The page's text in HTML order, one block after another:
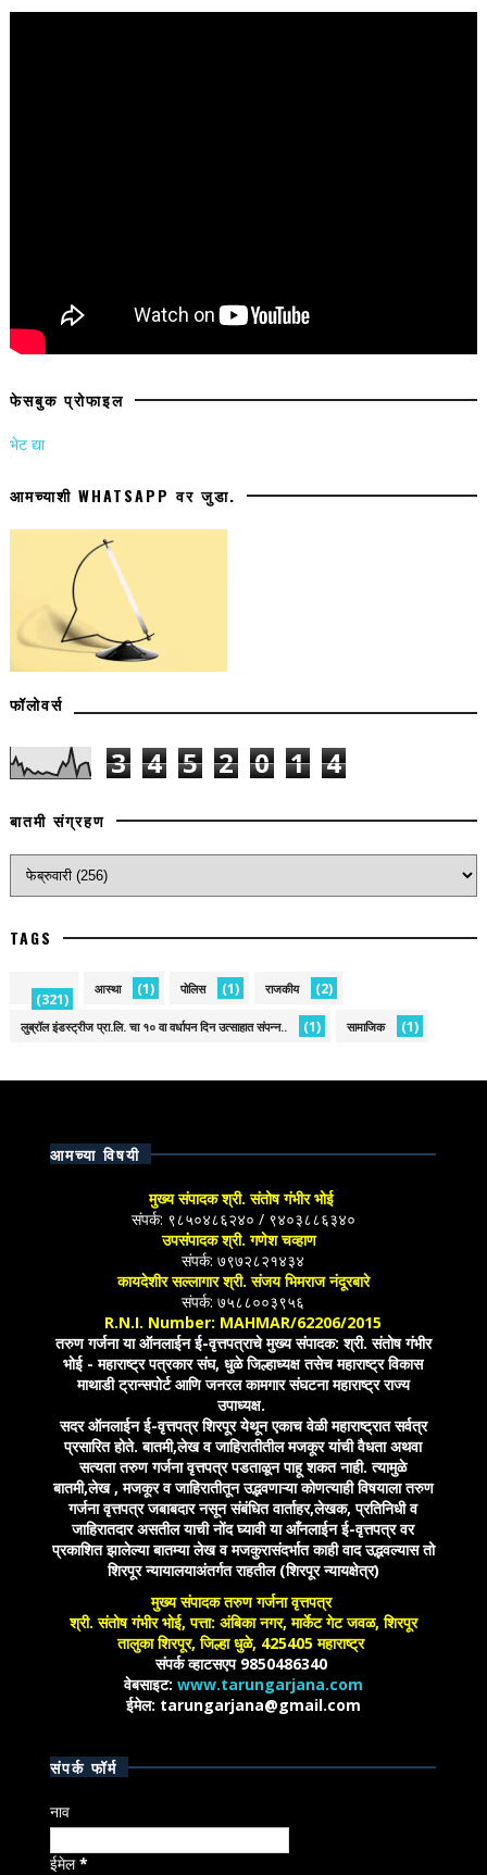
फेसबुक प्रोफाइल
भेट द्या
आमच्याशी WHATSAPP वर जुडा.
फॉलोवर्स
3 4 5 2 0 1 4
बातमी संग्रहण
TAGS
(321)
आस्था (1) पोलिस (1) राजकीय (2)
लुब्रॉल इंडस्ट्रीज प्रा.लि. चा १० वा वर्धापन दिन उत्साहात संपन्न.. (1) सामाजिक (1)
आमच्या विषयी
मुख्य संपादक श्री. संतोष गंभीर भोई
संपर्क: ९८५०४८६२४० / ९४०३८८६३४०
उपसंपादक श्री. गणेश चव्हाण
संपर्क: ७९७२८२१४३४
कायदेशीर सल्लागार श्री. संजय भिमराज नंदूरबारे
संपर्क: ७५८८००३९५६
R.N.I. Number: MAHMAR/62206/2015
तरुण गर्जना या ऑनलाईन ई-वृत्तपत्राचे मुख्य संपादक: श्री. संतोष गंभीर
भोई - महाराष्ट्र पत्रकार संघ, धुळे जिल्हाध्यक्ष तसेच महाराष्ट्र विकास
माथाडी ट्रान्सपोर्ट आणि जनरल कामगार संघटना महाराष्ट्र राज्य
उपाध्यक्ष.
सदर ऑनलाईन ई-वृत्तपत्र शिरपूर येथून एकाच वेळी महाराष्ट्रात सर्वत्र
प्रसारित होते. बातमी,लेख व जाहिरातीतील मजकूर यांची वैधता अथवा
सत्यता तरुण गर्जना वृत्तपत्र पडताळून पाहू शकत नाही. त्यामुळे
बातमी,लेख , मजकूर व जाहिरातीतून उद्भवणाऱ्या कोणत्याही विषयाला तरुण
गर्जना वृत्तपत्र जबाबदार नसून संबंधित वार्ताहर,लेखक, प्रतिनिधी व
जाहिरातदार असतील याची नोंद घ्यावी या आँनलाईन ई-वृत्तपत्र वर
प्रकाशित झालेल्या बातम्या लेख व मजकुरासंदर्भात काही वाद उद्भवल्यास तो
शिरपूर न्यायालयाअंतर्गत राहतील (शिरपूर न्यायक्षेत्र)
मुख्य संपादक तरुण गर्जना वृत्तपत्र
श्री. संतोष गंभीर भोई, पत्ता: अंबिका नगर, मार्केट गेट जवळ, शिरपूर
तालुका शिरपूर, जिल्हा धुळे, 425405 महाराष्ट्र
संपर्क व्हाटसएप 9850486340
वेबसाइट: www.tarungarjana.com
ईमेल: tarungarjana@gmail.com
संपर्क फॉर्म
नाव
ईमेल*